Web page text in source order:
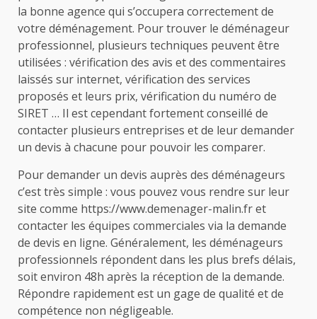
la bonne agence qui s’occupera correctement de
votre déménagement. Pour trouver le déménageur
professionnel, plusieurs techniques peuvent être
utilisées : vérification des avis et des commentaires
laissés sur internet, vérification des services
proposés et leurs prix, vérification du numéro de
SIRET … Il est cependant fortement conseillé de
contacter plusieurs entreprises et de leur demander
un devis à chacune pour pouvoir les comparer.
Pour demander un devis auprès des déménageurs
c’est très simple : vous pouvez vous rendre sur leur
site comme https://www.demenager-malin.fr et
contacter les équipes commerciales via la demande
de devis en ligne. Généralement, les déménageurs
professionnels répondent dans les plus brefs délais,
soit environ 48h après la réception de la demande.
Répondre rapidement est un gage de qualité et de
compétence non négligeable.